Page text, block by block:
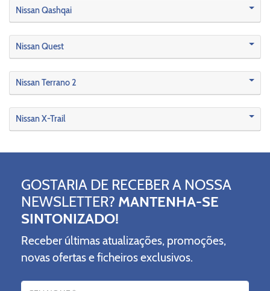
Nissan Qashqai
Nissan Quest
Nissan Terrano 2
Nissan X-Trail
GOSTARIA DE RECEBER A NOSSA
NEWSLETTER? MANTENHA-SE
SINTONIZADO!
Receber últimas atualizações, promoções,
novas ofertas e ficheiros exclusivos.
Nome